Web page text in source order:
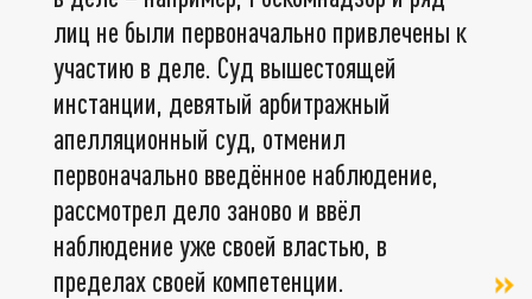
лиц не были первоначально привлечены к
участию в деле. Суд вышестоящей
инстанции, девятый арбитражный
апелляционный суд, отменил
первоначально введённое наблюдение,
рассмотрел дело заново и ввёл
наблюдение уже своей властью, в
пределах своей компетенции.